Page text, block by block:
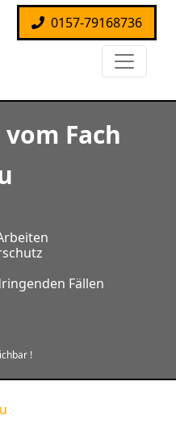
0157-79168736
Fach
Fällen
!